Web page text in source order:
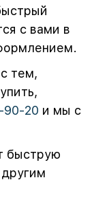
с вами в
тем,
90-20 и мы с
быструю